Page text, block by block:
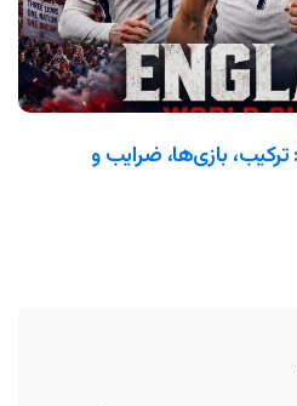
انگلیس در جام جهانی ۲۰۲۶: ترکیب، بازی‌ها، ضرایب و